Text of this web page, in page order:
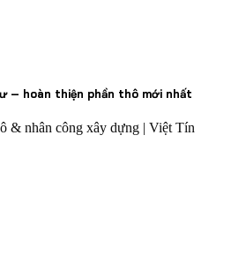
– hoàn thiện phần thô mới nhất